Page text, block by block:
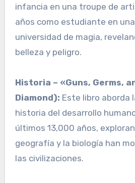
infancia en una troupe de
años como estudiante en
universidad de magia,
belleza y peligro.
Historia – «Guns, Germs,
Diamond): Este libro aborda
historia del desarrollo
últimos 13,000 años,
geografía y la biología han
las civilizaciones.